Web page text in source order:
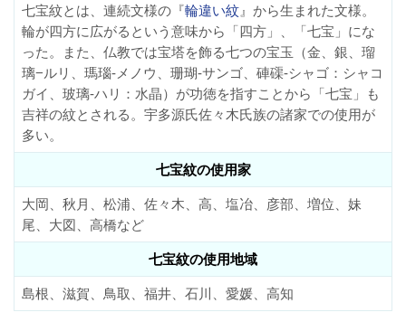
七宝紋とは、連続文様の『輪違い紋』から生まれた文様。
輪が四方に広がるという意味から「四方」、「七宝」にな
った。また、仏教では宝塔を飾る七つの宝玉（金、銀、瑠
璃−ルリ、瑪瑙-メノウ、珊瑚-サンゴ、硨磲-シャゴ：シャコ
ガイ、玻璃-ハリ：水晶）が功徳を指すことから「七宝」も
吉祥の紋とされる。宇多源氏佐々木氏族の諸家での使用が
多い。
七宝紋の使用家
大岡、秋月、松浦、佐々木、高、塩冶、彦部、増位、妹
尾、大図、高橋など
七宝紋の使用地域
島根、滋賀、鳥取、福井、石川、愛媛、高知